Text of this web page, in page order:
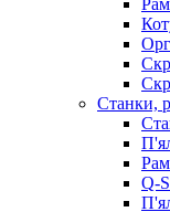
Станки,
Q-